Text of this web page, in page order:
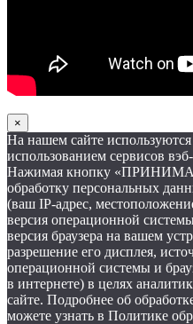
×
На нашем сайте
использованием сервисов
Нажимая кнопку
обработку персональных
(ваш IP-адрес,
версия операционной
версия браузера на вашем
разрешение его дисплея,
операционной системы и
в интернете) в целях
сайте. Подробнее об
можете узнать в Политике